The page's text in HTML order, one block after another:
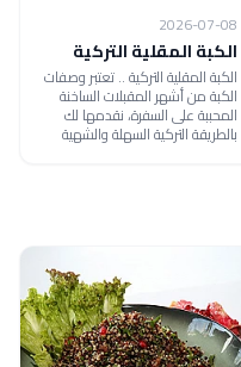
2026-07-08
الكبة المقلية التركية
الكبة المقلية التركية .. تعتبر وصفات
الكبة من أشهر المقبلات الساخنة
المحببة على السفرة، نقدمها لك
بالطريقة التركية السهلة والشهية